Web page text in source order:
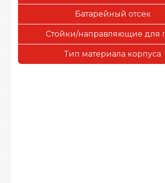
Батарейный отсек
Стойки/направляющие для
Тип материала корпуса